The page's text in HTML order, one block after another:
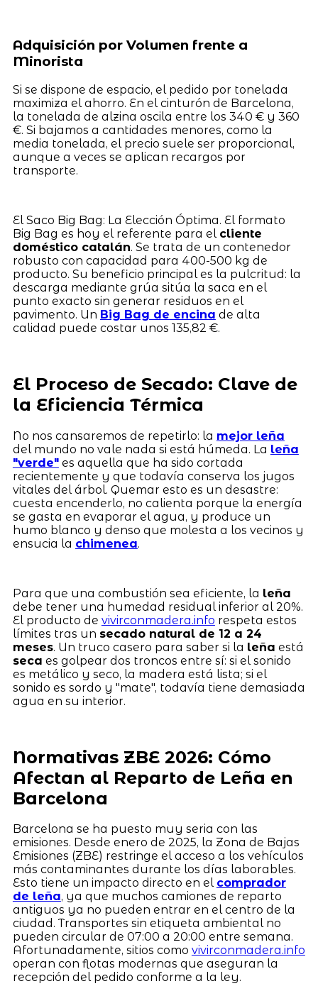
Adquisición por Volumen frente a
Minorista
Si se dispone de espacio, el pedido por tonelada
maximiza el ahorro. En el cinturón de Barcelona,
la tonelada de alzina oscila entre los 340 € y 360
€. Si bajamos a cantidades menores, como la
media tonelada, el precio suele ser proporcional,
aunque a veces se aplican recargos por
transporte.
El Saco Big Bag: La Elección Óptima. El formato
Big Bag es hoy el referente para el cliente
doméstico catalán. Se trata de un contenedor
robusto con capacidad para 400-500 kg de
producto. Su beneficio principal es la pulcritud: la
descarga mediante grúa sitúa la saca en el
punto exacto sin generar residuos en el
pavimento. Un Big Bag de encina de alta
calidad puede costar unos 135,82 €.
El Proceso de Secado: Clave de
la Eficiencia Térmica
No nos cansaremos de repetirlo: la mejor leña
del mundo no vale nada si está húmeda. La leña
"verde"es aquella que ha sido cortada
recientemente y que todavía conserva los jugos
vitales del árbol. Quemar esto es un desastre:
cuesta encenderlo, no calienta porque la energía
se gasta en evaporar el agua, y produce un
humo blanco y denso que molesta a los vecinos y
ensucia la chimenea.
Para que una combustión sea eficiente, la leña
debe tener una humedad residual inferior al 20%.
El producto de vivirconmadera.info respeta estos
límites tras un secado natural de 12 a 24
meses. Un truco casero para saber si la leña está
seca es golpear dos troncos entre sí: si el sonido
es metálico y seco, la madera está lista; si el
sonido es sordo y "mate", todavía tiene demasiada
agua en su interior.
Normativas ZBE 2026: Cómo
Afectan al Reparto de Leña en
Barcelona
Barcelona se ha puesto muy seria con las
emisiones. Desde enero de 2025, la Zona de Bajas
Emisiones (ZBE) restringe el acceso a los vehículos
más contaminantes durante los días laborables.
Esto tiene un impacto directo en el comprador
de leña, ya que muchos camiones de reparto
antiguos ya no pueden entrar en el centro de la
ciudad. Transportes sin etiqueta ambiental no
pueden circular de 07:00 a 20:00 entre semana.
Afortunadamente, sitios como vivirconmadera.info
operan con flotas modernas que aseguran la
recepción del pedido conforme a la ley.